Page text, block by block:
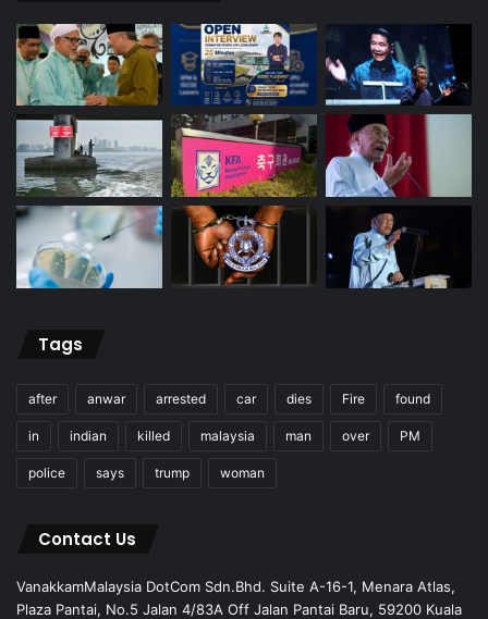
Tags
after anwar arrested car dies Fire found
in indian killed malaysia man over PM
police says trump woman
Contact Us
VanakkamMalaysia DotCom Sdn.Bhd. Suite A-16-1, Menara Atlas,
Plaza Pantai, No.5 Jalan 4/83A Off Jalan Pantai Baru, 59200 Kuala